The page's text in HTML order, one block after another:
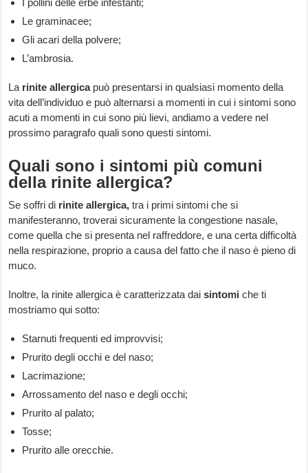
I pollini delle erbe infestanti;
Le graminacee;
Gli acari della polvere;
L’ambrosia.
La rinite allergicapuò presentarsi in qualsiasi momento della
vita dell’individuo e può alternarsi a momenti in cui i sintomi sono
acuti a momenti in cui sono più lievi, andiamo a vedere nel
prossimo paragrafo quali sono questi sintomi.
Quali sono i sintomi più comuni
della rinite allergica?
Se soffri di rinite allergica, tra i primi sintomi che si
manifesteranno, troverai sicuramente la congestione nasale,
come quella che si presenta nel raffreddore, e una certa difficoltà
nella respirazione, proprio a causa del fatto che il naso è pieno di
muco.
Inoltre, la rinite allergica è caratterizzata daisintomi che ti
mostriamo qui sotto:
Starnuti frequenti ed improvvisi;
Prurito degli occhi e del naso;
Lacrimazione;
Arrossamento del naso e degli occhi;
Prurito al palato;
Tosse;
Prurito alle orecchie.